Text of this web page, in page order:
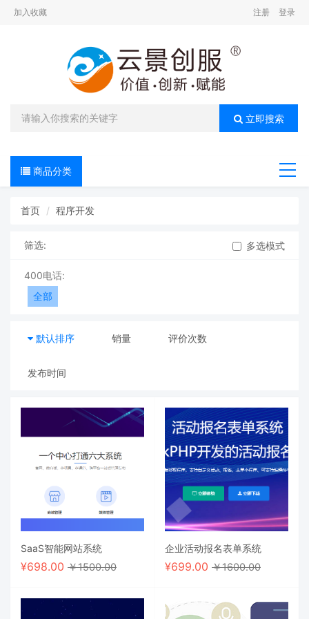
加入收藏 注册 登录
立即搜索
商品分类
首页 程序开发
筛选: 多选模式
400电话:
全部
默认排序 销量 评价次数
发布时间
SaaS智能网站系统
¥698.00 ￥1500.00
企业活动报名表单系统
¥699.00 ￥1600.00